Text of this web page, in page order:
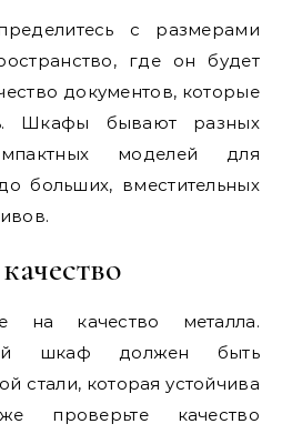
с размерами
где он будет
документов, которые
Шкафы бывают разных
моделей для
больших, вместительных
на качество металла.
шкаф должен быть
стали, которая устойчива
проверьте качество